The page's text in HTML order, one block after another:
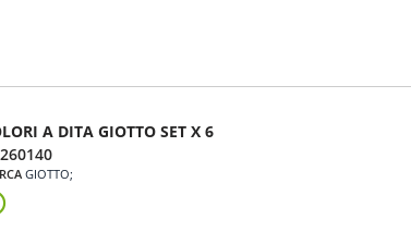
A DITA GIOTTO SET X 6
GIOTTO